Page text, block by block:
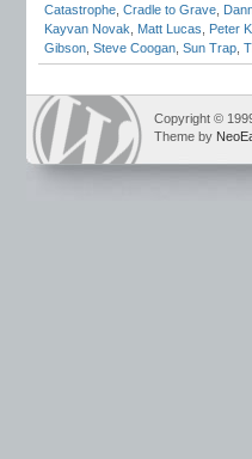
Catastrophe Cradle to Grave
Kayvan Novak
Matt Lucas Peter
Gibson Steve Coogan Sun Trap
Copyright ©
Theme by